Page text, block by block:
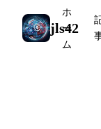
jls42
ホ
ー
ム